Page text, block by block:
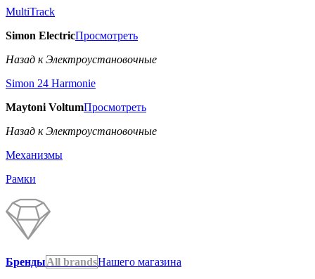
MultiTrack
Simon ElectricПросмотреть
Назад к Электроустановочные
Simon 24 Harmonie
Maytoni VoltumПросмотреть
Назад к Электроустановочные
Механизмы
Рамки
БрендыAll brandsНашего магазина